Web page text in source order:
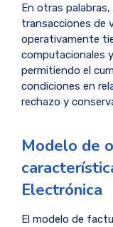
En otras
transacciones de
operativamente
computacionales
permitiendo el
condiciones en
rechazo y
Modelo de
Electrónica​
El modelo de